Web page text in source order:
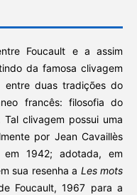
Foucault e a assim
da famosa clivagem
entre duas tradições do
francês: filosofia do
clivagem possui uma
por Jean Cavaillès
1942; adotada, em
sua resenha a Les mots
Foucault, 1967 para a